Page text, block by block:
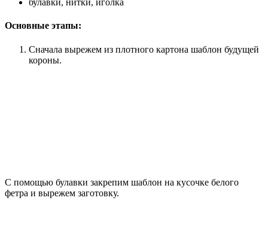
булавки, нитки, иголка
Основные этапы:
Сначала вырежем из плотного картона шаблон будущей
короны.
С помощью булавки закрепим шаблон на кусочке белого
фетра и вырежем заготовку.